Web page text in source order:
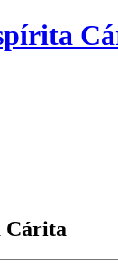
Cárita